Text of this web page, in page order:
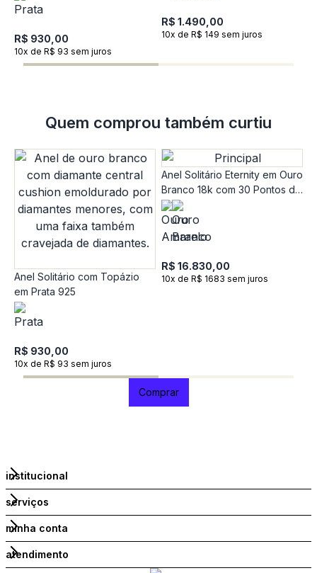
R$ 930,00
10x de R$ 93 sem juros
R$ 1.490,00
10x de R$ 149 sem juros
Quem comprou também curtiu
Anel Solitário com Topázio
em Prata 925
R$ 930,00
10x de R$ 93 sem juros
Anel Solitário Eternity em Ouro
Branco 18k com 30 Pontos de
Diamante
R$ 16.830,00
10x de R$ 1683 sem juros
Comprar
institucional
serviços
minha conta
atendimento